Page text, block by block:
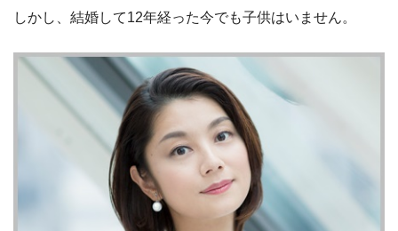
しかし、結婚して12年経った今でも子供はいません。